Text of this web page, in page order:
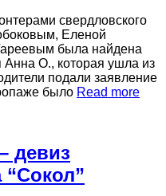
свердловского
Еленой
была найдена
О., которая ушла из
подали заявление
было Read more
девиз
“Сокол”